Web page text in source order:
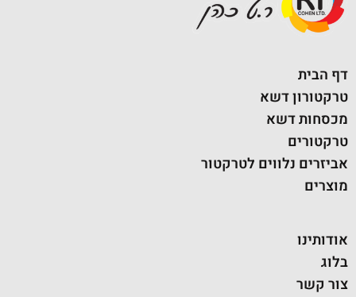
דף הבית
טרקטורון דשא
מכסחות דשא
טרקטורים
אביזרים נלווים לטרקטור
מוצרים
אודותינו
בלוג
צור קשר